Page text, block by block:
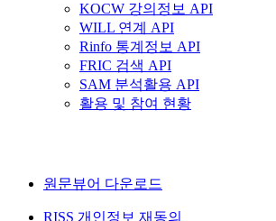
KOCW 강의정보 API
WILL 연계 API
Rinfo 통계정보 API
FRIC 검색 API
SAM 분석활용 API
활용 및 참여 현황
원문뷰어 다운로드
RISS 개인정보 재동의